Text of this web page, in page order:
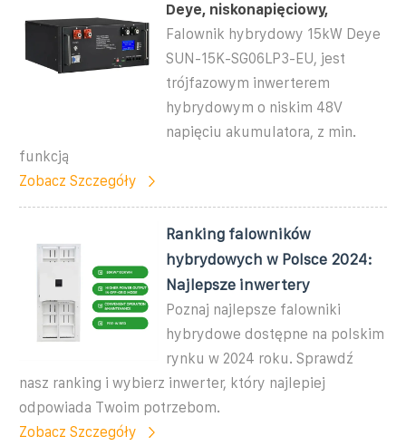
Deye, niskonapięciowy,
Falownik hybrydowy 15kW Deye
SUN-15K-SG06LP3-EU, jest
trójfazowym inwerterem
hybrydowym o niskim 48V
napięciu akumulatora, z min.
funkcją
Zobacz Szczegóły
Ranking falowników
hybrydowych w Polsce 2024:
Najlepsze inwertery
Poznaj najlepsze falowniki
hybrydowe dostępne na polskim
rynku w 2024 roku. Sprawdź
nasz ranking i wybierz inwerter, który najlepiej
odpowiada Twoim potrzebom.
Zobacz Szczegóły